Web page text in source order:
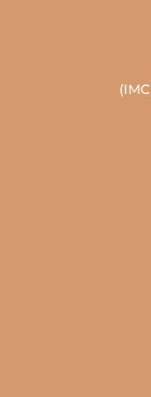
الإسماعيلية أمام (IMC)